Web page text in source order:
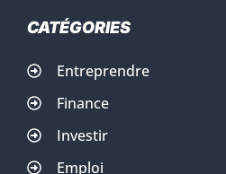
CATÉGORIES
Entreprendre
Finance
Investir
Emploi